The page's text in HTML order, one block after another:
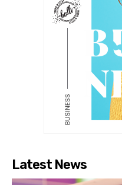
Latest News